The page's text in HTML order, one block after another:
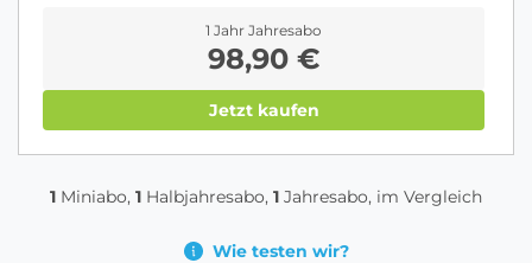
1 Jahr Jahresabo
98,90 €
Jetzt kaufen
1 Miniabo, 1 Halbjahresabo, 1 Jahresabo, im Vergleich
Wie testen wir?